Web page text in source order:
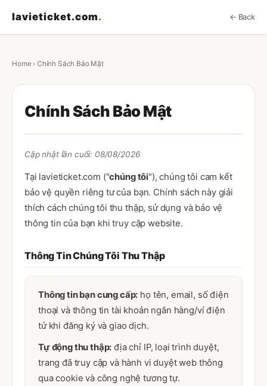
lavieticket.com. ← Back
Home› Chính Sách Bảo Mật
Chính Sách Bảo Mật
Cập nhật lần cuối: 08/08/2026
Tại lavieticket.com ("chúng tôi"), chúng tôi cam kết
bảo vệ quyền riêng tư của bạn. Chính sách này giải
thích cách chúng tôi thu thập, sử dụng và bảo vệ
thông tin của bạn khi truy cập website.
Thông Tin Chúng Tôi Thu Thập
Thông tin bạn cung cấp: họ tên, email, số điện
thoại và thông tin tài khoản ngân hàng/ví điện
tử khi đăng ký và giao dịch.
Tự động thu thập: địa chỉ IP, loại trình duyệt,
trang đã truy cập và hành vi duyệt web thông
qua cookie và công nghệ tương tự.